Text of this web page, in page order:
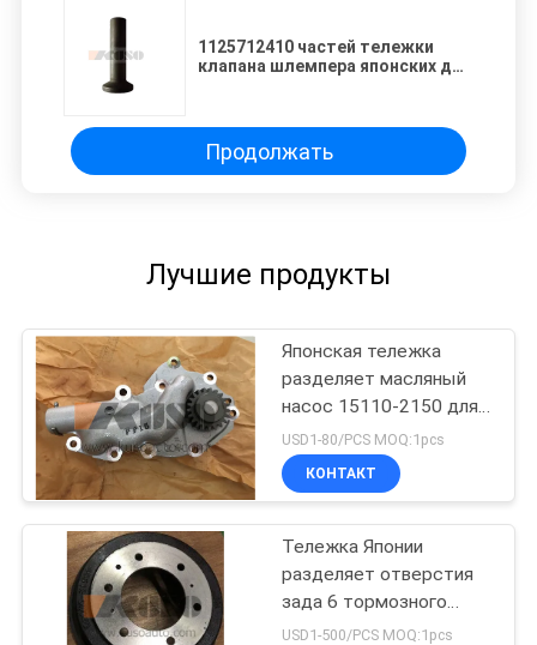
1125712410 частей тележки
клапана шлемпера японских для
Продолжать
Лучшие продукты
Японская тележка
разделяет масляный
насос 15110-2150 для
ренджера J08C/J08E
HINO 500
USD1-80/PCS MOQ:1pcs
КОНТАКТ
Тележка Японии
разделяет отверстия
зада 6 тормозного
барабана 43512-0W050
USD1-500/PCS MOQ:1pcs